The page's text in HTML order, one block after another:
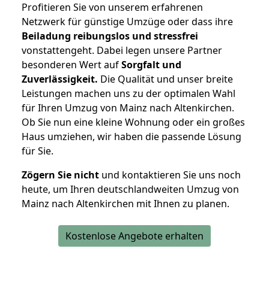
Profitieren Sie von unserem erfahrenen
Netzwerk für günstige Umzüge oder dass ihre
Beiladung reibungslos und stressfrei
vonstattengeht. Dabei legen unsere Partner
besonderen Wert aufSorgfalt und
Zuverlässigkeit. Die Qualität und unser breite
Leistungen machen uns zu der optimalen Wahl
für Ihren Umzug von Mainz nach Altenkirchen.
Ob Sie nun eine kleine Wohnung oder ein großes
Haus umziehen, wir haben die passende Lösung
für Sie.
Zögern Sie nicht und kontaktieren Sie uns noch
heute, um Ihren deutschlandweiten Umzug von
Mainz nach Altenkirchen mit Ihnen zu planen.
Kostenlose Angebote erhalten